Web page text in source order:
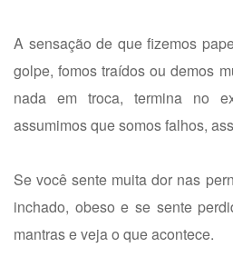
A sensação de que fizemos
golpe, fomos traídos ou demos
nada em troca, termina no
assumimos que somos falhos,
Se você sente muita dor nas
inchado, obeso e se sente
mantras e veja o que acontece.